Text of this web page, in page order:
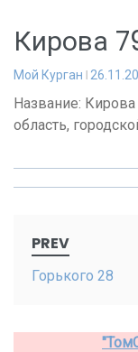
Кирова
Мой Курган
Название:
область,
navigation
PREV
Горького 28